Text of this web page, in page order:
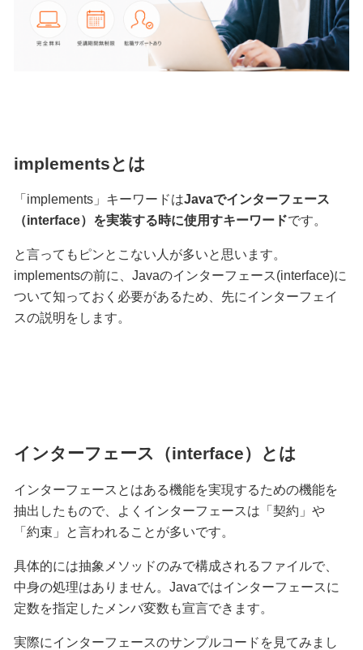
implementsとは
「implements」キーワードはJavaでインターフェース
（interface）を実装する時に使用すキーワードです。
と言ってもピンとこない人が多いと思います。
implementsの前に、Javaのインターフェース(interface)に
ついて知っておく必要があるため、先にインターフェイ
スの説明をします。
インターフェース（interface）とは
インターフェースとはある機能を実現するための機能を
抽出したもので、よくインターフェースは「契約」や
「約束」と言われることが多いです。
具体的には抽象メソッドのみで構成されるファイルで、
中身の処理はありません。Javaではインターフェースに
定数を指定したメンバ変数も宣言できます。
実際にインターフェースのサンプルコードを見てみまし